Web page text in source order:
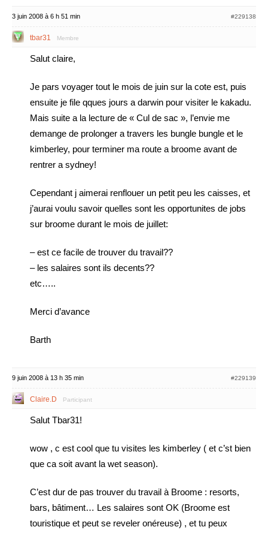
3 juin 2008 à 6 h 51 min #229138
tbar31 Membre
Salut claire,
Je pars voyager tout le mois de juin sur la cote est, puis
ensuite je file qques jours a darwin pour visiter le kakadu.
Mais suite a la lecture de « Cul de sac », l’envie me
demange de prolonger a travers les bungle bungle et le
kimberley, pour terminer ma route a broome avant de
rentrer a sydney!
Cependant j aimerai renflouer un petit peu les caisses, et
j’aurai voulu savoir quelles sont les opportunites de jobs
sur broome durant le mois de juillet:
– est ce facile de trouver du travail??
– les salaires sont ils decents??
etc…..
Merci d’avance
Barth
9 juin 2008 à 13 h 35 min #229139
Claire.D Participant
Salut Tbar31!
wow , c est cool que tu visites les kimberley ( et c’st bien
que ca soit avant la wet season).
C’est dur de pas trouver du travail à Broome : resorts,
bars, bâtiment… Les salaires sont OK (Broome est
touristique et peut se reveler onéreuse) , et tu peux